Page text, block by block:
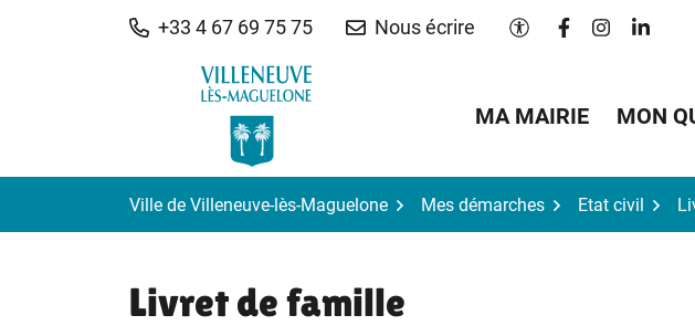
+33 4 67 69 75 75 Nous écrire Paramètres
Lien vers le
Lien vers
Lien
MA MAIRIE MON
Ville de Villeneuve-lès-Maguelone Mes démarches Etat civil
Livret de famille